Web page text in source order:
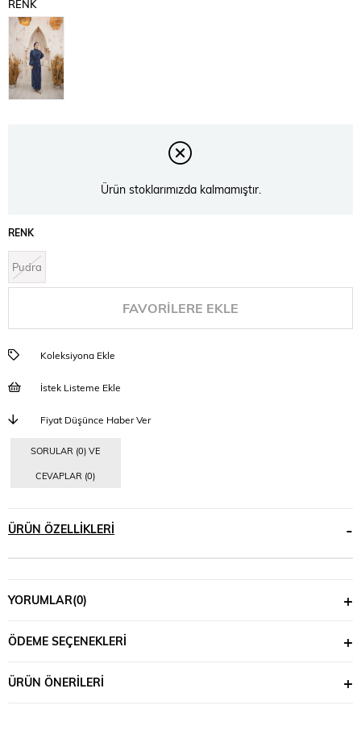
RENK
Ürün stoklarımızda kalmamıştır.
RENK
Pudra
FAVORILERE EKLE
Koleksiyona Ekle
İstek Listeme Ekle
Fiyat Düşünce Haber Ver
SORULAR (0) VE
CEVAPLAR (0)
ÜRÜN ÖZELLIKLERI
YORUMLAR(0)
ÖDEME SEÇENEKLERI
ÜRÜN ÖNERILERI